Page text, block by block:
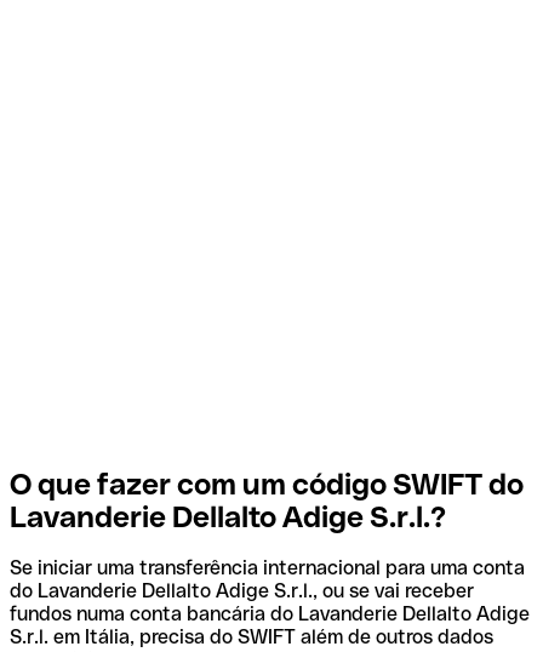
O que fazer com um código SWIFT do
Lavanderie Dellalto Adige S.r.l.?
Se iniciar uma transferência internacional para uma conta
do Lavanderie Dellalto Adige S.r.l., ou se vai receber
fundos numa conta bancária do Lavanderie Dellalto Adige
S.r.l. em Itália, precisa do SWIFT além de outros dados